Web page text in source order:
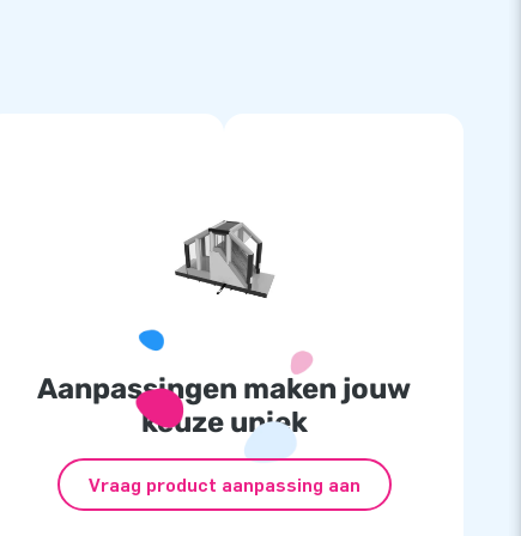
Aanpassingen maken jouw
keuze uniek
Vraag product aanpassing aan